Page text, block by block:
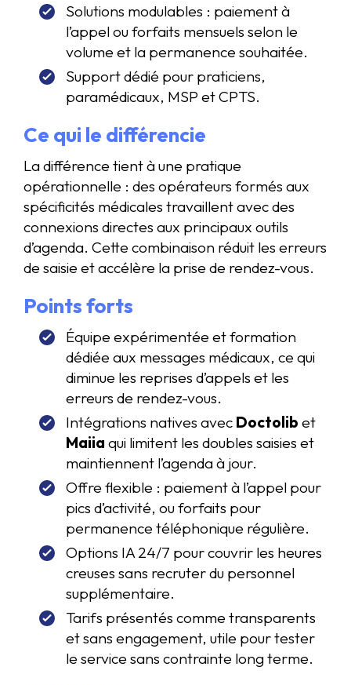
Solutions modulables : paiement à
l’appel ou forfaits mensuels selon le
volume et la permanence souhaitée.
Support dédié pour praticiens,
paramédicaux, MSP et CPTS.
Ce qui le différencie
La différence tient à une pratique
opérationnelle : des opérateurs formés aux
spécificités médicales travaillent avec des
connexions directes aux principaux outils
d’agenda. Cette combinaison réduit les erreurs
de saisie et accélère la prise de rendez-vous.
Points forts
Équipe expérimentée et formation
dédiée aux messages médicaux, ce qui
diminue les reprises d’appels et les
erreurs de rendez-vous.
Intégrations natives avec Doctolib et
Maiia qui limitent les doubles saisies et
maintiennent l’agenda à jour.
Offre flexible : paiement à l’appel pour
pics d’activité, ou forfaits pour
permanence téléphonique régulière.
Options IA 24/7 pour couvrir les heures
creuses sans recruter du personnel
supplémentaire.
Tarifs présentés comme transparents
et sans engagement, utile pour tester
le service sans contrainte long terme.